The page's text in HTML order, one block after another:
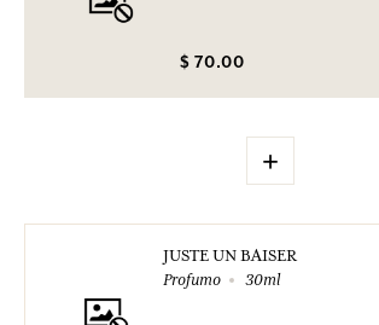
$ 70.00
+
JUSTE UN BAISER
Profumo
30ml